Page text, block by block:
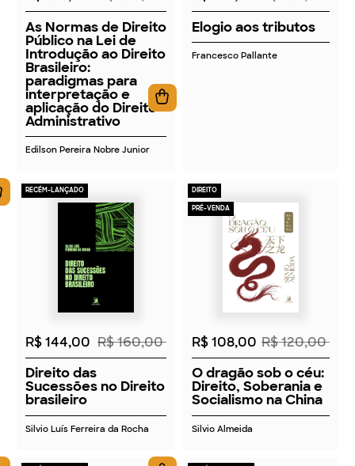
As Normas de Direito
Público na Lei de
Introdução ao Direito
Brasileiro:
paradigmas para
interpretação e
aplicação do Direito
Administrativo
Edilson Pereira Nobre Junior
Elogio aos tributos
Francesco Pallante
RECÉM-LANÇADO
R$ 144,00 R$ 160,00
Direito das
Sucessões no Direito
brasileiro
Silvio Luís Ferreira da Rocha
DIREITO
PRÉ-VENDA
2026
R$ 108,00 R$ 120,00
O dragão sob o céu:
Direito, Soberania e
Socialismo na China
Silvio Almeida